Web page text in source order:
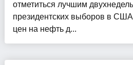
отметиться лучшим
президентских выборов в
цен на нефть д...